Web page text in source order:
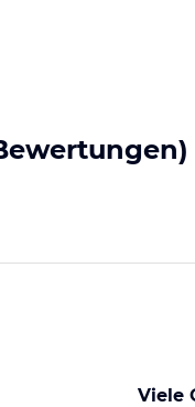
Viele